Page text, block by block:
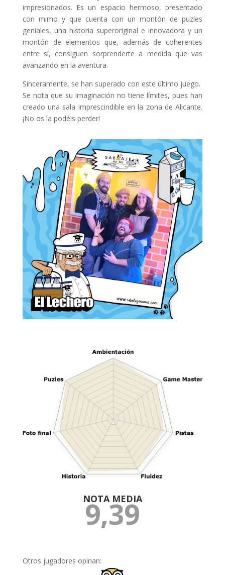
impresionados. Es un espacio hermoso, presentado
con mimo y que cuenta con un montón de puzles
geniales, una historia superoriginal e innovadora y un
montón de elementos que, además de coherentes
entre sí, consiguen sorprenderte a medida que vas
avanzando en la aventura.
Sinceramente, se han superado con este último juego.
Se nota que su imaginación no tiene límites, pues han
creado una sala imprescindible en la zona de Alicante.
¡No os la podéis perder!
NOTA MEDIA
9,39
Otros jugadores opinan: